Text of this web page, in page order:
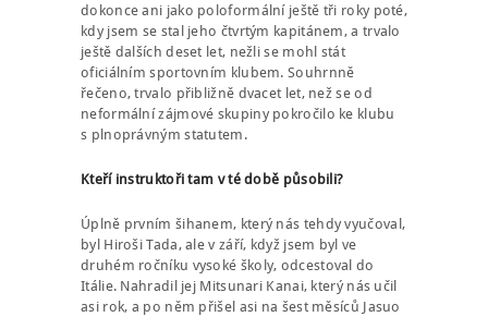
dokonce ani jako poloformální ještě tři roky poté,
kdy jsem se stal jeho čtvrtým kapitánem, a trvalo
ještě dalších deset let, nežli se mohl stát
oficiálním sportovním klubem. Souhrnně
řečeno, trvalo přibližně dvacet let, než se od
neformální zájmové skupiny pokročilo ke klubu
s plnoprávným statutem.
Kteří instruktoři tam v té době působili?
Úplně prvním šihanem, který nás tehdy vyučoval,
byl Hiroši Tada, ale v září, když jsem byl ve
druhém ročníku vysoké školy, odcestoval do
Itálie. Nahradil jej Mitsunari Kanai, který nás učil
asi rok, a po něm přišel asi na šest měsíců Jasuo